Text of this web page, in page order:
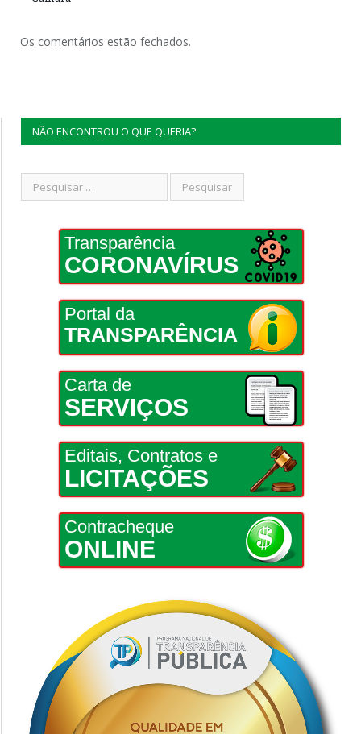
Os comentários estão fechados.
NÃO ENCONTROU O QUE QUERIA?
Transparência
CORONAVÍRUS
Portal da
TRANSPARÊNCIA
Carta de
SERVIÇOS
Editais, Contratos e
LICITAÇÕES
Contracheque
ONLINE